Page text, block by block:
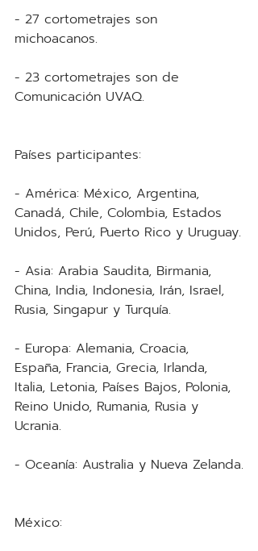
- 27 cortometrajes son
michoacanos.
- 23 cortometrajes son de
Comunicación UVAQ.
Países participantes:
- América: México, Argentina,
Canadá, Chile, Colombia, Estados
Unidos, Perú, Puerto Rico y Uruguay.
- Asia: Arabia Saudita, Birmania,
China, India, Indonesia, Irán, Israel,
Rusia, Singapur y Turquía.
- Europa: Alemania, Croacia,
España, Francia, Grecia, Irlanda,
Italia, Letonia, Países Bajos, Polonia,
Reino Unido, Rumania, Rusia y
Ucrania.
- Oceanía: Australia y Nueva Zelanda.
México: